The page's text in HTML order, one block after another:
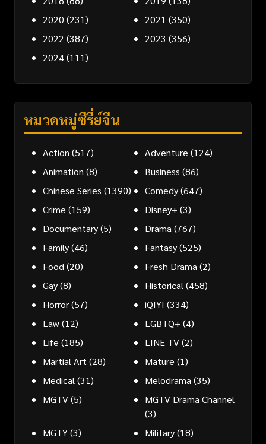
2020 (231) 2021 (350)
2022 (387) 2023 (356)
2024(111)
หมวดหมู่ซีรี่ย์จีน
Action (517) Adventure (124)
Animation (8) Business (86)
Chinese Series (1390) Comedy(647)
Crime (159) Disney+ (3)
Documentary(5) Drama (767)
Family(46) Fantasy(525)
Food (20) Fresh Drama (2)
Gay(8) Historical (458)
Horror(57) iQIYI (334)
Law(12) LGBTQ+ (4)
Life (185) LINE TV(2)
Martial Art (28) Mature (1)
Medical (31) Melodrama (35)
MGTV(5)
MGTV Drama Channel
(3)
MGTY(3) Military(18)